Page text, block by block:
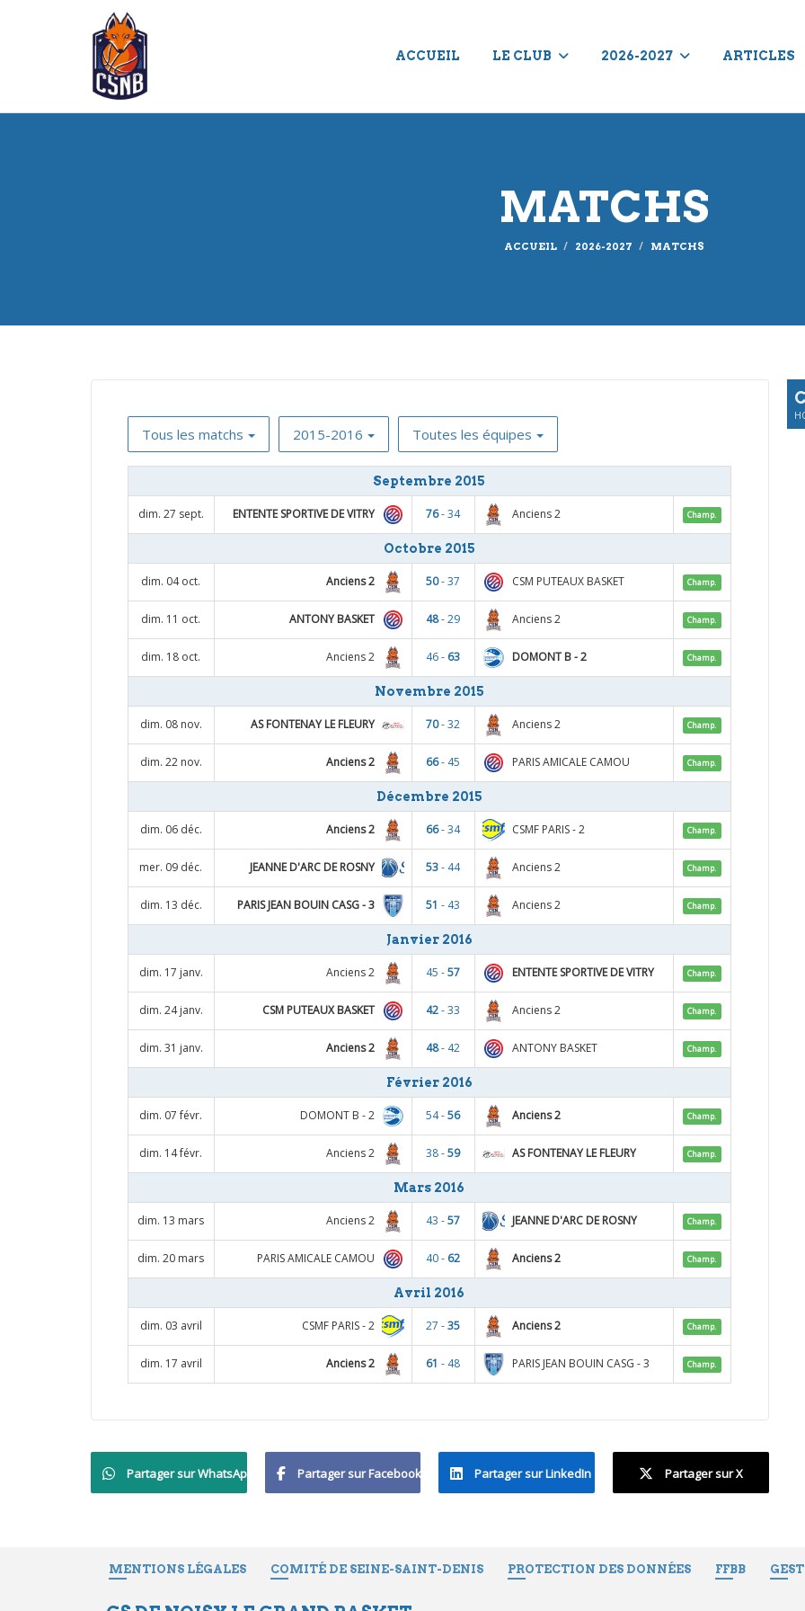
ACCUEIL LE CLUB 2026-2027 ARTICLES
MATCHS
ACCUEIL 2026-2027 MATCHS
Tous les matchs 2015-2016 Toutes les équipes
Septembre 2015
dim. 27 sept. ENTENTE SPORTIVE DE VITRY 76- 34 Anciens 2 Champ.
Octobre 2015
dim. 04 oct. Anciens 2 50- 37 CSM PUTEAUX BASKET Champ.
dim. 11 oct. ANTONY BASKET 48- 29 Anciens 2 Champ.
dim. 18 oct. Anciens 2 46 - 63 DOMONT B - 2 Champ.
Novembre 2015
dim. 08 nov. AS FONTENAY LE FLEURY 70- 32 Anciens 2 Champ.
dim. 22 nov. Anciens 2 66- 45 PARIS AMICALE CAMOU Champ.
Décembre 2015
dim. 06 déc. Anciens 2 66- 34 CSMF PARIS - 2 Champ.
mer. 09 déc. JEANNE D'ARC DE ROSNY 53- 44 Anciens 2 Champ.
dim. 13 déc. PARIS JEAN BOUIN CASG - 3 51 - 43 Anciens 2 Champ.
Janvier 2016
dim. 17 janv. Anciens 2 45 -57 ENTENTE SPORTIVE DE VITRY Champ.
dim. 24 janv. CSM PUTEAUX BASKET 42- 33 Anciens 2 Champ.
dim. 31 janv. Anciens 2 48- 42 ANTONY BASKET Champ.
Février 2016
dim. 07 févr. DOMONT B - 2 54 -56 Anciens 2 Champ.
dim. 14 févr. Anciens 2 38 -59 AS FONTENAY LE FLEURY Champ.
Mars 2016
dim. 13 mars Anciens 2 43 -57 JEANNE D'ARC DE ROSNY Champ.
dim. 20 mars PARIS AMICALE CAMOU 40 - 62 Anciens 2 Champ.
Avril 2016
dim. 03 avril CSMF PARIS - 2 27 -35 Anciens 2 Champ.
dim. 17 avril Anciens 2 61 - 48 PARIS JEAN BOUIN CASG - 3 Champ.
Partager sur WhatsApp Partager sur Facebook Partager sur LinkedIn Partager sur X
MENTIONS LÉGALES COMITÉ DE SEINE-SAINT-DENIS PROTECTION DES DONNÉES FFBB
Panneau de gestion des cookies